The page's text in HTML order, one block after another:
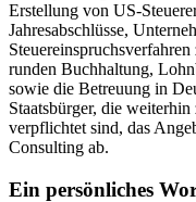
Erstellung von US-
Jahresabschlüsse,
runden Buchhaltung,
sowie die Betreuung in
Staatsbürger, die
verpflichtet sind, das
Consulting ab.
Ein persönliches